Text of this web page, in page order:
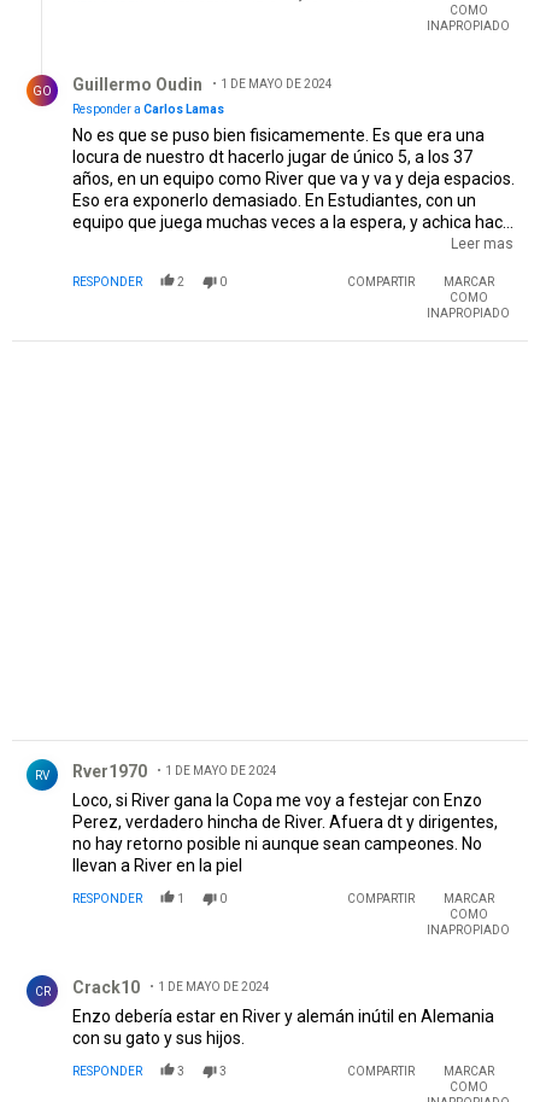
COMO
INAPROPIADO
GO Guillermo Oudin
1 DE MAYO DE 2024
Responder a Carlos Lamas
No es que se puso bien fisicamemente. Es que era una
locura de nuestro dt hacerlo jugar de único 5, a los 37
años, en un equipo como River que va y va y deja espacios.
Eso era exponerlo demasiado. En Estudiantes, con un
equipo que juega muchas veces a la espera, y achica hacia
atras, con Azcacibar al lado corriendo a todo el mundo,
nosotros perdimos al lider dentro de la cancha que sabe
Leer mas
RESPONDER 2 0 COMPARTIR
MARCAR
COMO
INAPROPIADO
RV Rver1970 1 DE MAYO DE 2024
Loco, si River gana la Copa me voy a festejar con Enzo
Perez, verdadero hincha de River. Afuera dt y dirigentes,
no hay retorno posible ni aunque sean campeones. No
llevan a River en la piel
RESPONDER 1 0 COMPARTIR
MARCAR
COMO
INAPROPIADO
CR Crack10 1 DE MAYO DE 2024
Enzo debería estar en River y alemán inútil en Alemania
con su gato y sus hijos.
RESPONDER 3 3 COMPARTIR
MARCAR
COMO